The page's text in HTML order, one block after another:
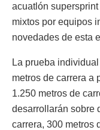
acuatlón
mixtos por equipos
novedades de esta
La prueba
metros de carrera a
1.250 metros de
desarrollarán sobre
carrera, 300 metros